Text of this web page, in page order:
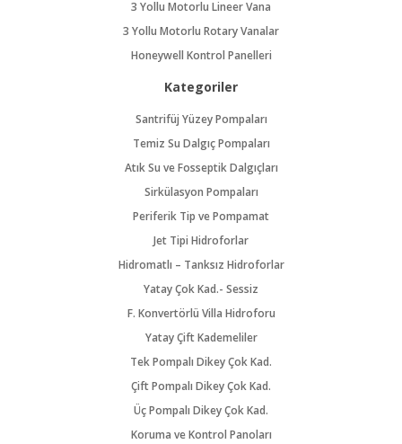
3 Yollu Motorlu Lineer Vana
3 Yollu Motorlu Rotary Vanalar
Honeywell Kontrol Panelleri
Kategoriler
Santrifüj Yüzey Pompaları
Temiz Su Dalgıç Pompaları
Atık Su ve Fosseptik Dalgıçları
Sirkülasyon Pompaları
Periferik Tip ve Pompamat
Jet Tipi Hidroforlar
Hidromatlı – Tanksız Hidroforlar
Yatay Çok Kad.- Sessiz
F. Konvertörlü Villa Hidroforu
Yatay Çift Kademeliler
Tek Pompalı Dikey Çok Kad.
Çift Pompalı Dikey Çok Kad.
Üç Pompalı Dikey Çok Kad.
Koruma ve Kontrol Panoları